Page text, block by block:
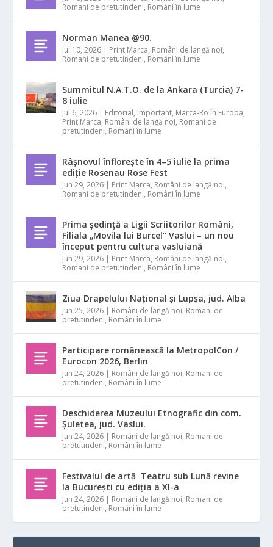
Romani de pretutindeni, Români în lume
Norman Manea @90.
Jul 10, 2026 | Print Marca, Români de langă noi,
Romani de pretutindeni, Români în lume
Summitul N.A.T.O. de la Ankara (Turcia) 7-
8 iulie
Jul 6, 2026 | Editorial, Important, Marca-Ro în Europa,
Print Marca, Români de langă noi, Romani de
pretutindeni, Români în lume
Râșnovul înflorește în 4–5 iulie la prima
ediție Rosenau Rose Fest
Jun 29, 2026 | Print Marca, Români de langă noi,
Romani de pretutindeni, Români în lume
Prima ședință a Ligii Scriitorilor Români,
Filiala „Movila lui Burcel” Vaslui – un nou
început pentru cultura vasluiană
Jun 29, 2026 | Print Marca, Români de langă noi,
Romani de pretutindeni, Români în lume
Ziua Drapelului Național și Lupșa, jud. Alba
Jun 25, 2026 | Români de langă noi, Romani de
pretutindeni, Români în lume
Participare românească la MetropolCon /
Eurocon 2026, Berlin
Jun 24, 2026 | Români de langă noi, Romani de
pretutindeni, Români în lume
Deschiderea Muzeului Etnografic din com.
Șuletea, jud. Vaslui.
Jun 24, 2026 | Români de langă noi, Romani de
pretutindeni, Români în lume
Festivalul de artă Teatru sub Lună revine
la București cu ediția a XI-a
Jun 24, 2026 | Români de langă noi, Romani de
pretutindeni, Români în lume